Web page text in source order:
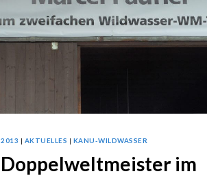
2013 | AKTUELLES | KANU-WILDWASSER
Doppelweltmeister im